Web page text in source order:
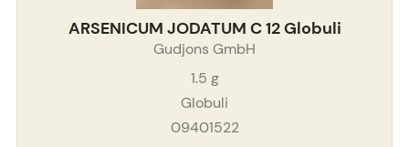
ARSENICUM JODATUM C 12 Globuli
Gudjons GmbH
1.5 g
Globuli
09401522